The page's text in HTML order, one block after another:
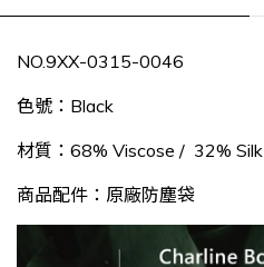
NO.9XX-0315-0046
色號：Black
材質：68% Viscose / 32% Silk
商品配件： 原廠防塵袋